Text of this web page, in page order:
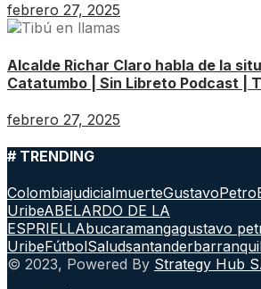
febrero 27, 2025
Alcalde Richar Claro habla de la
Catatumbo | Sin Libreto Podcast |
febrero 27, 2025
# TRENDING
ColombiajudicialmuerteGustavoPetro
UribeABELARDO DE LA
ESPRIELLAbucaramangagustavo
UribeFútbolSaludsantander
© 2023, Powered By Strategy Hub